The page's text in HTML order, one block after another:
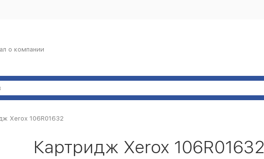
о компании
Xerox 106R01632
Картридж Xerox 106R01632